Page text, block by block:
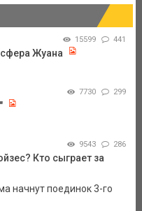
15599 441
Жуана
7730 299
9543 286
Кто сыграет за
начнут поединок 3-го